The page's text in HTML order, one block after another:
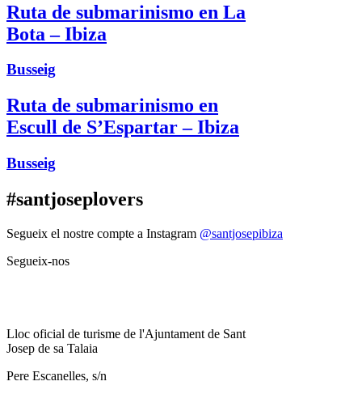
Ruta de submarinismo en La
Bota – Ibiza
Busseig
Ruta de submarinismo en
Escull de S’Espartar – Ibiza
Busseig
#santjoseplovers
Segueix el nostre compte a Instagram @santjosepibiza
Segueix-nos
Lloc oficial de turisme de l'Ajuntament de Sant
Josep de sa Talaia
Pere Escanelles, s/n